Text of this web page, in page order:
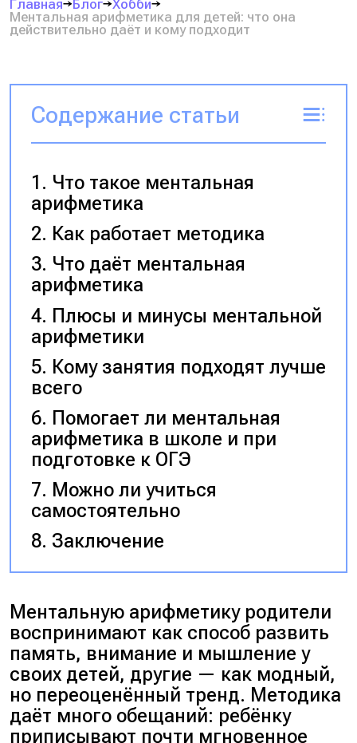
Главная Блог
Хобби
Ментальная арифметика для детей: что она
действительно даёт и кому подходит
Содержание статьи
Что такое ментальная
арифметика
Как работает методика
Что даёт ментальная
арифметика
Плюсы и минусы ментальной
арифметики
Кому занятия подходят лучше
всего
Помогает ли ментальная
арифметика в школе и при
подготовке к ОГЭ
Можно ли учиться
самостоятельно
Заключение
Ментальную арифметику родители
воспринимают как способ развить
память, внимание и мышление у
своих детей, другие — как модный,
но переоценённый тренд. Методика
даёт много обещаний: ребёнку
приписывают почти мгновенное